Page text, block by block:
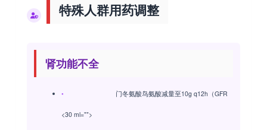
特殊人群用药调整
肾功能不全
• 门冬氨酸鸟氨酸减量至10g q12h（GFR
<30 ml="">